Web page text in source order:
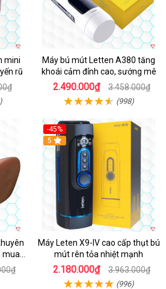
mini
rũ
Máy bú mút Letten A380 tăng
khoái cảm đỉnh cao, sướng mê
2.490.000₫ 3.458.000₫
(998)
mua
-45%
Hot
5
Máy Leten X9-IV cao cấp thụt bú
mút rên tỏa nhiệt mạnh
2.180.000₫ 3.963.000₫
(996)